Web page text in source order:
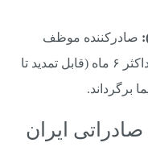
صادرکننده موظف
است ارز حاصل از صادرات را حداکثر ۶ ماه (قابل تمدید تا